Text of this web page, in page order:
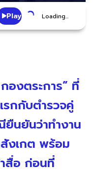
Play Loading...
องตระการ” ที่
กกับตำรวจคู่
นยันว่าทำงาน
งเกต พร้อม
สื่อ ก่อนที่